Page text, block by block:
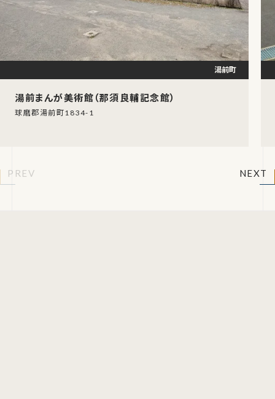
湯前まんが美術館（那須良輔記念館）
球磨郡湯前町1834-1
湯前町
PREV NEXT